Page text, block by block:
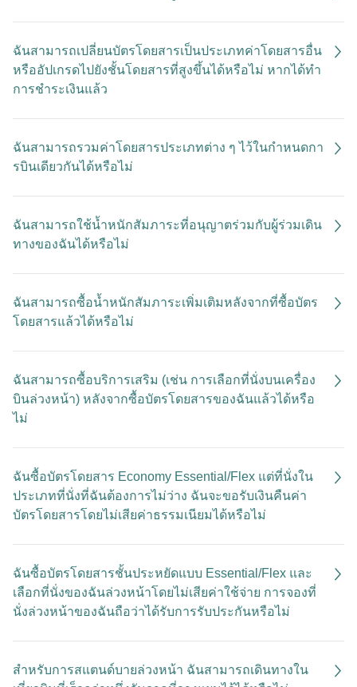
ฉันสามารถเปลี่ยนบัตรโดยสารเป็นประเภทค่าโดยสารอื่น
หรืออัปเกรดไปยังชั้นโดยสารที่สูงขึ้นได้หรือไม่ หากได้ทำ
การชําระเงินแล้ว
ฉันสามารถรวมค่าโดยสารประเภทต่าง ๆ ไว้ในกําหนดกา
รบินเดียวกันได้หรือไม่
ฉันสามารถใช้น้ำหนักสัมภาระที่อนุญาตร่วมกับผู้ร่วมเดิน
ทางของฉันได้หรือไม่
ฉันสามารถซื้อน้ำหนักสัมภาระเพิ่มเติมหลังจากที่ซื้อบัตร
โดยสารแล้วได้หรือไม่
ฉันสามารถซื้อบริการเสริม (เช่น การเลือกที่นั่งบนเครื่อง
บินล่วงหน้า) หลังจากซื้อบัตรโดยสารของฉันแล้วได้หรือ
ไม่
ฉันซื้อบัตรโดยสาร Economy Essential/Flex แต่ที่นั่งใน
ประเภทที่นั่งที่ฉันต้องการไม่ว่าง ฉันจะขอรับเงินคืนค่า
บัตรโดยสารโดยไม่เสียค่าธรรมเนียมได้หรือไม่
ฉันซื้อบัตรโดยสารชั้นประหยัดแบบ Essential/Flex และ
เลือกที่นั่งของฉันล่วงหน้าโดยไม่เสียค่าใช้จ่าย การจองที่
นั่งล่วงหน้าของฉันถือว่าได้รับการรับประกันหรือไม่
สําหรับการสแตนด์บายล่วงหน้า ฉันสามารถเดินทางใน